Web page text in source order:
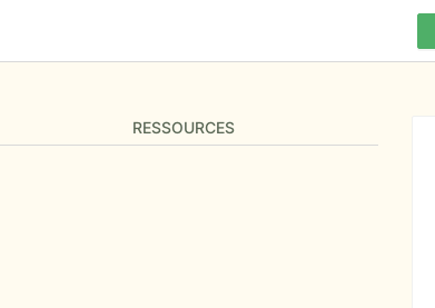
RESSOURCES